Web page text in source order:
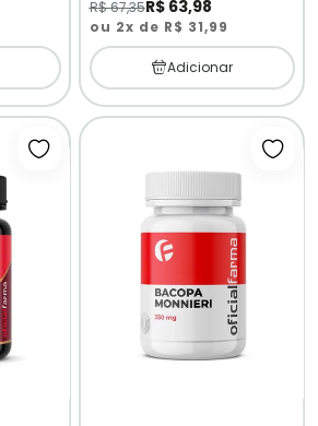
R$ 67,35R$ 63,98
ou 2x de R$ 31,99
Adicionar
Adicionar à lista de desejos